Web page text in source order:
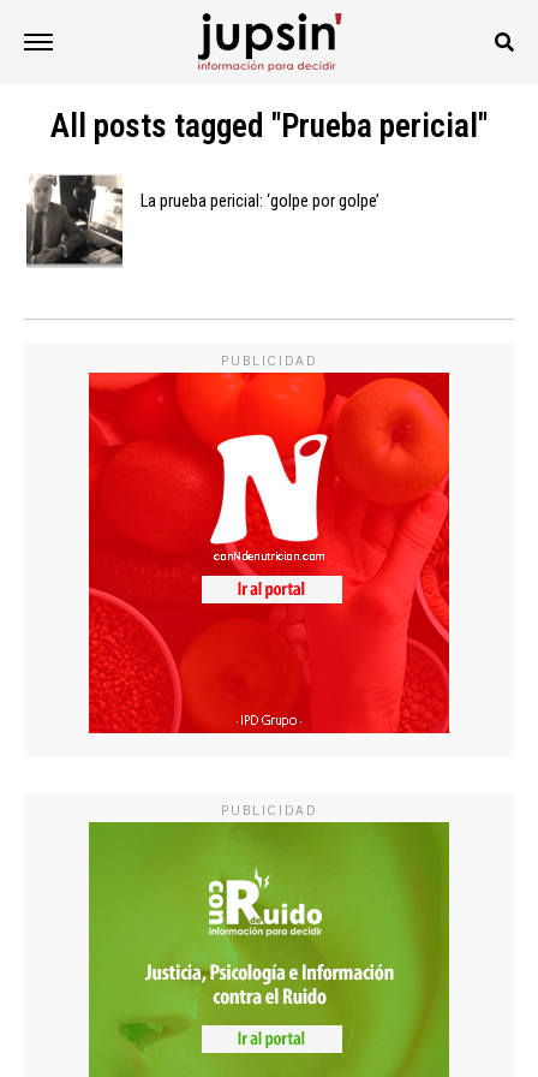
All posts tagged "Prueba pericial"
La prueba pericial: ‘golpe por golpe’
PUBLICIDAD
PUBLICIDAD